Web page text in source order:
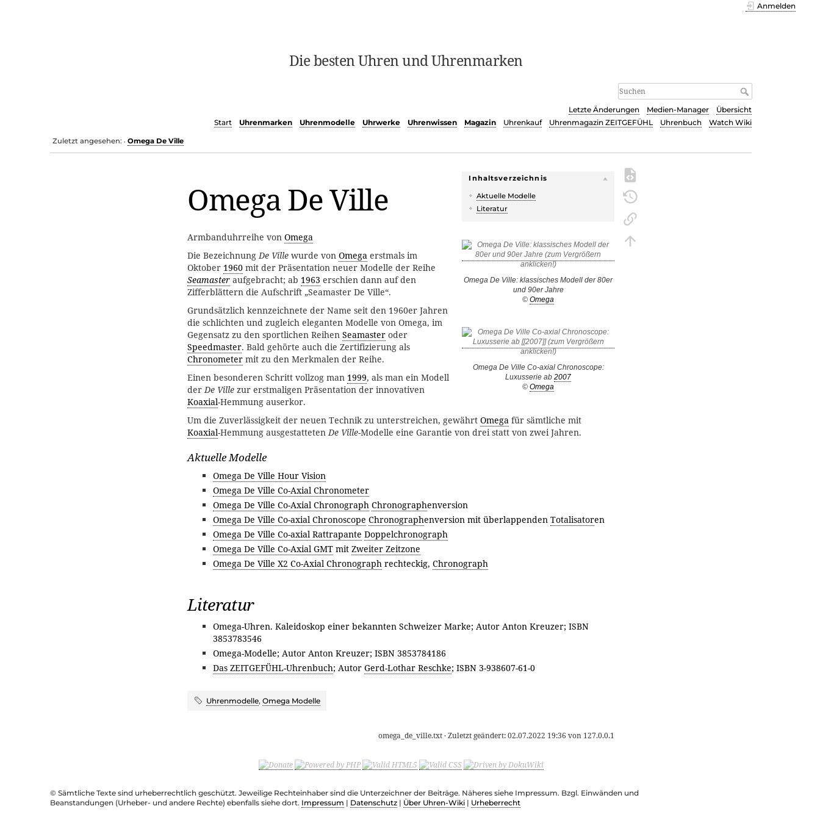
Die besten Uhren und Uhrenmarken
Anmelden
Letzte Änderungen Medien-Manager
Übersicht
Start
Uhrenmarken Uhrenmodelle Uhrwerke Uhrenwissen Magazin Uhrenkauf Uhrenmagazin ZEITGEFÜHL Uhrenbuch Watch Wiki
Zuletzt angesehen: • Omega De Ville
Inhaltsverzeichnis
Aktuelle Modelle
Literatur
Omega De Ville
Omega De Ville: klassisches Modell der 80er
und 90er Jahre
© Omega
Omega De Ville Co-axial Chronoscope:
Luxusserie ab 2007
© Omega
Armbanduhrreihe von Omega
Die BezeichnungDe Ville wurde von Omega erstmals im
Oktober 1960 mit der Präsentation neuer Modelle der Reihe
Seamaster aufgebracht; ab 1963 erschien dann auf den
Zifferblättern die Aufschrift „Seamaster De Ville“.
Grundsätzlich kennzeichnete der Name seit den 1960er Jahren
die schlichten und zugleich eleganten Modelle von Omega, im
Gegensatz zu den sportlichen Reihen Seamaster oder
Speedmaster. Bald gehörte auch die Zertifizierung als
Chronometer mit zu den Merkmalen der Reihe.
Einen besonderen Schritt vollzog man 1999, als man ein Modell
derDe Ville zur erstmaligen Präsentation der innovativen
Koaxial-Hemmung auserkor.
Um die Zuverlässigkeit der neuen Technik zu unterstreichen, gewährt Omega für sämtliche mit
Koaxial-Hemmung ausgestattetenDe Ville-Modelle eine Garantie von drei statt von zwei Jahren.
Aktuelle Modelle
Omega De Ville Hour Vision
Omega De Ville Co-Axial Chronometer
Omega De Ville Co-Axial Chronograph Chronographenversion
Omega De Ville Co-axial Chronoscope Chronographenversion mit überlappenden Totalisatoren
Omega De Ville Co-axial Rattrapante Doppelchronograph
Omega De Ville Co-Axial GMT mit Zweiter Zeitzone
Omega De Ville X2 Co-Axial Chronograph rechteckig, Chronograph
Literatur
Omega-Uhren. Kaleidoskop einer bekannten Schweizer Marke; Autor Anton Kreuzer; ISBN
3853783546
Omega-Modelle; Autor Anton Kreuzer; ISBN 3853784186
Das ZEITGEFÜHL-Uhrenbuch; Autor Gerd-Lothar Reschke; ISBN 3-938607-61-0
Uhrenmodelle, Omega Modelle
omega_de_ville.txt· Zuletzt geändert:02.07.2022 19:36 von 127.0.0.1
© Sämtliche Texte sind urheberrechtlich geschützt. Jeweilige Rechteinhaber sind die Unterzeichner der Beiträge. Näheres siehe Impressum. Bzgl. Einwänden und
Beanstandungen (Urheber- und andere Rechte) ebenfalls siehe dort. Impressum | Datenschutz | Über Uhren-Wiki | Urheberrecht